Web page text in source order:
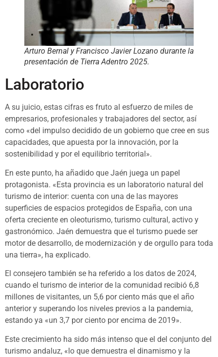
Arturo Bernal y Francisco Javier Lozano durante la
presentación de Tierra Adentro 2025.
Laboratorio
A su juicio, estas cifras es fruto al esfuerzo de miles de
empresarios, profesionales y trabajadores del sector, así
como «del impulso decidido de un gobierno que cree en sus
capacidades, que apuesta por la innovación, por la
sostenibilidad y por el equilibrio territorial».
En este punto, ha añadido que Jaén juega un papel
protagonista. «Esta provincia es un laboratorio natural del
turismo de interior: cuenta con una de las mayores
superficies de espacios protegidos de España, con una
oferta creciente en oleoturismo, turismo cultural, activo y
gastronómico. Jaén demuestra que el turismo puede ser
motor de desarrollo, de modernización y de orgullo para toda
una tierra», ha explicado.
El consejero también se ha referido a los datos de 2024,
cuando el turismo de interior de la comunidad recibió 6,8
millones de visitantes, un 5,6 por ciento más que el año
anterior y superando los niveles previos a la pandemia,
estando ya «un 3,7 por ciento por encima de 2019».
Este crecimiento ha sido más intenso que el del conjunto del
turismo andaluz, «lo que demuestra el dinamismo y la